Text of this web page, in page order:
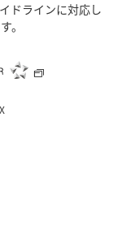
ドラインに対応し
。